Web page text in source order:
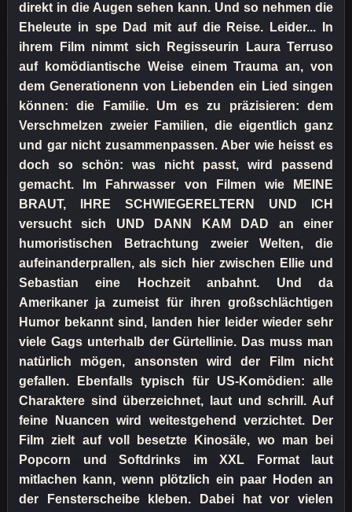
direkt in die Augen sehen kann. Und so nehmen die
Eheleute in spe Dad mit auf die Reise. Leider... In
ihrem Film nimmt sich Regisseurin Laura Terruso
auf komödiantische Weise einem Trauma an, von
dem Generationenn von Liebenden ein Lied singen
können: die Familie. Um es zu präzisieren: dem
Verschmelzen zweier Familien, die eigentlich ganz
und gar nicht zusammenpassen. Aber wie heisst es
doch so schön: was nicht passt, wird passend
gemacht. Im Fahrwasser von Filmen wie MEINE
BRAUT, IHRE SCHWIEGERELTERN UND ICH
versucht sich UND DANN KAM DAD an einer
humoristischen Betrachtung zweier Welten, die
aufeinanderprallen, als sich hier zwischen Ellie und
Sebastian eine Hochzeit anbahnt. Und da
Amerikaner ja zumeist für ihren großschlächtigen
Humor bekannt sind, landen hier leider wieder sehr
viele Gags unterhalb der Gürtellinie. Das muss man
natürlich mögen, ansonsten wird der Film nicht
gefallen. Ebenfalls typisch für US-Komödien: alle
Charaktere sind überzeichnet, laut und schrill. Auf
feine Nuancen wird weitestgehend verzichtet. Der
Film zielt auf voll besetzte Kinosäle, wo man bei
Popcorn und Softdrinks im XXL Format laut
mitlachen kann, wenn plötzlich ein paar Hoden an
der Fensterscheibe kleben. Dabei hat vor vielen